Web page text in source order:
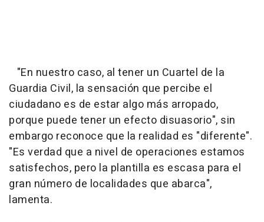
"En nuestro caso, al tener un Cuartel de la
Guardia Civil, la sensación que percibe el
ciudadano es de estar algo más arropado,
porque puede tener un efecto disuasorio", sin
embargo reconoce que la realidad es "diferente".
"Es verdad que a nivel de operaciones estamos
satisfechos, pero la plantilla es escasa para el
gran número de localidades que abarca",
lamenta.